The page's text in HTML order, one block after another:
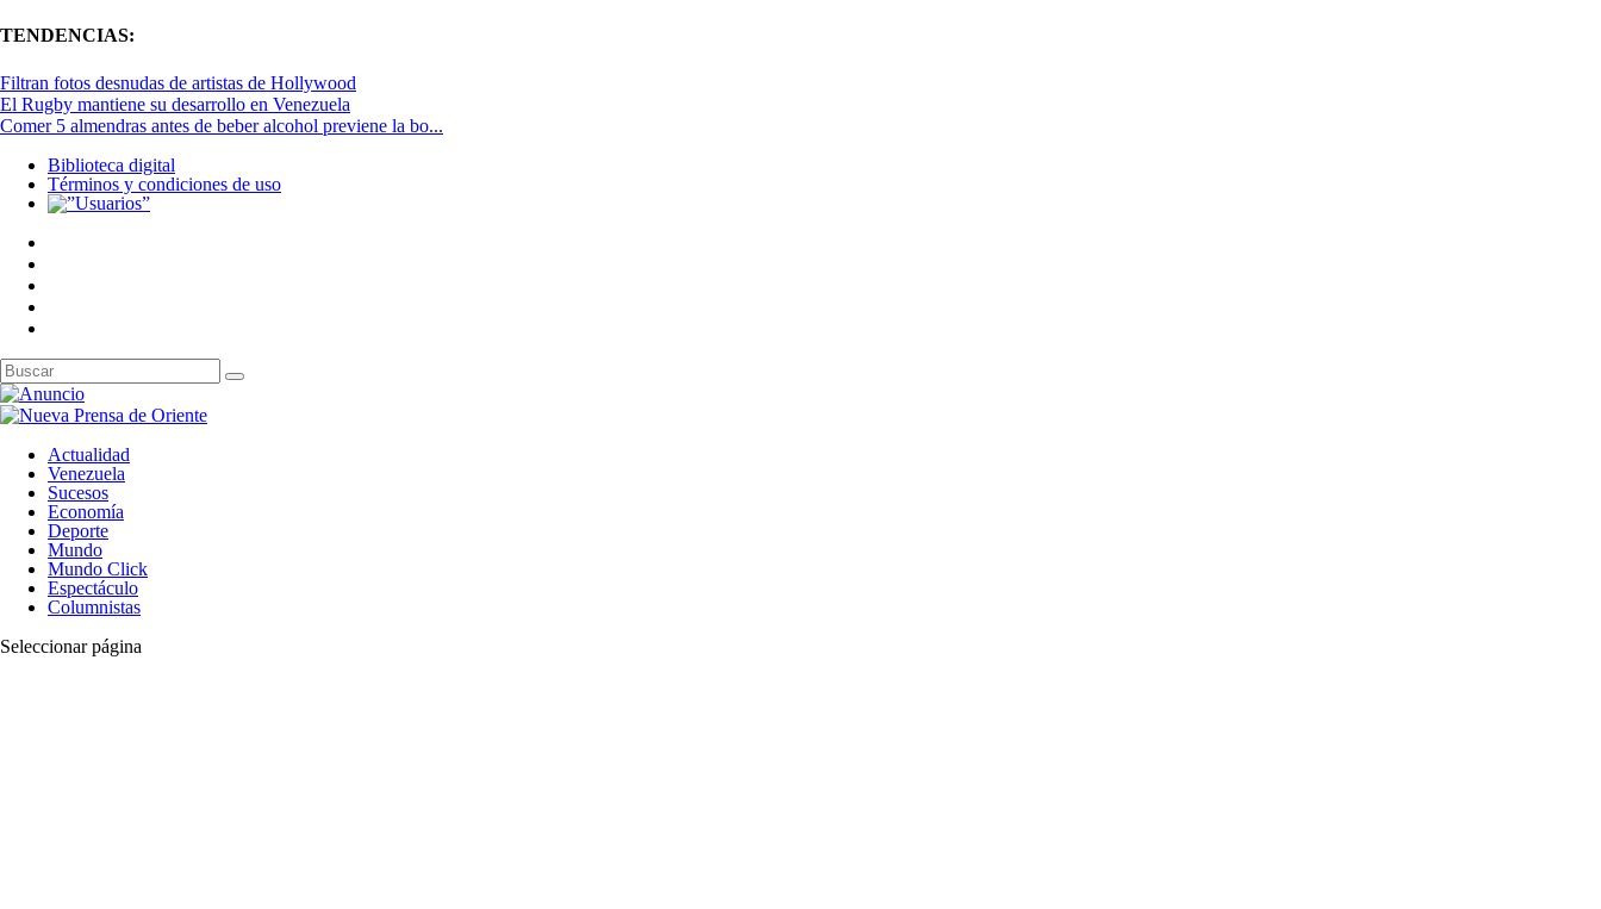
TENDENCIAS:
Filtran fotos desnudas de artistas de Hollywood
El Rugby mantiene su desarrollo en Venezuela
Comer 5 almendras antes de beber alcohol previene la bo...
Biblioteca digital
Términos y condiciones de uso
Actualidad
Venezuela
Sucesos
Economía
Deporte
Mundo
Mundo Click
Espectáculo
Columnistas
Seleccionar página